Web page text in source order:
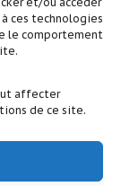
ces technologies
le comportement
affecter
de ce site.